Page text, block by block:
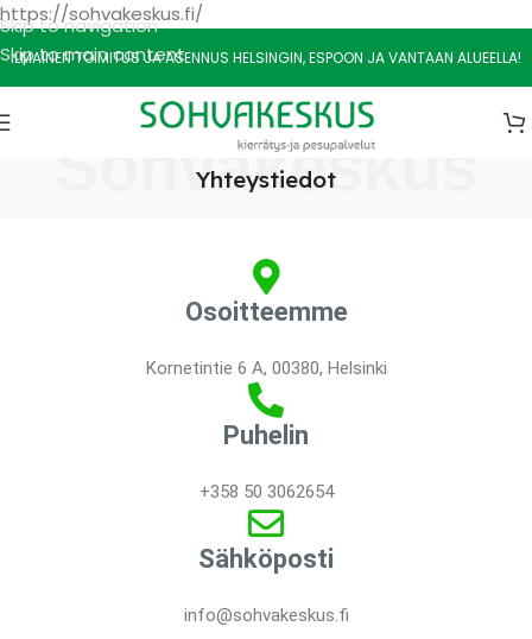
https://sohvakeskus.fi/
Skip to navigation
Skip to main content
ILMAINEN TOIMITUS JA ASENNUS HELSINGIN, ESPOON JA VANTAAN ALUEELLA!
Sohvakeskus
Yhteystiedot
Osoitteemme
Kornetintie 6 A, 00380, Helsinki
Puhelin
+358 50 3062654
Sähköposti
info@sohvakeskus.fi